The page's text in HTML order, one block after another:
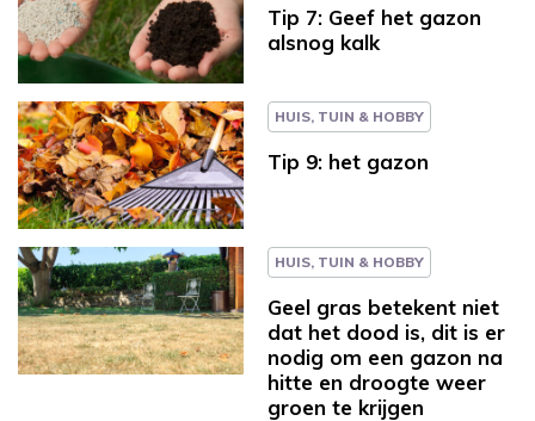
Tip 7: Geef het gazon
alsnog kalk
HUIS, TUIN & HOBBY
Tip 9: het gazon
HUIS, TUIN & HOBBY
Geel gras betekent niet
dat het dood is, dit is er
nodig om een gazon na
hitte en droogte weer
groen te krijgen